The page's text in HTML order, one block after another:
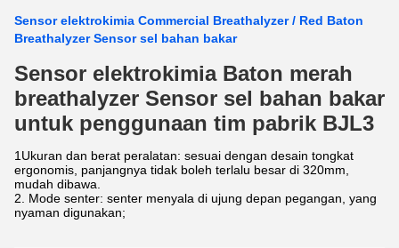
Sensor elektrokimia Commercial Breathalyzer / Red Baton
Breathalyzer Sensor sel bahan bakar
Sensor elektrokimia Baton merah
breathalyzer Sensor sel bahan bakar
untuk penggunaan tim pabrik BJL3
1Ukuran dan berat peralatan: sesuai dengan desain tongkat
ergonomis, panjangnya tidak boleh terlalu besar di 320mm,
mudah dibawa.
2. Mode senter: senter menyala di ujung depan pegangan, yang
nyaman digunakan;